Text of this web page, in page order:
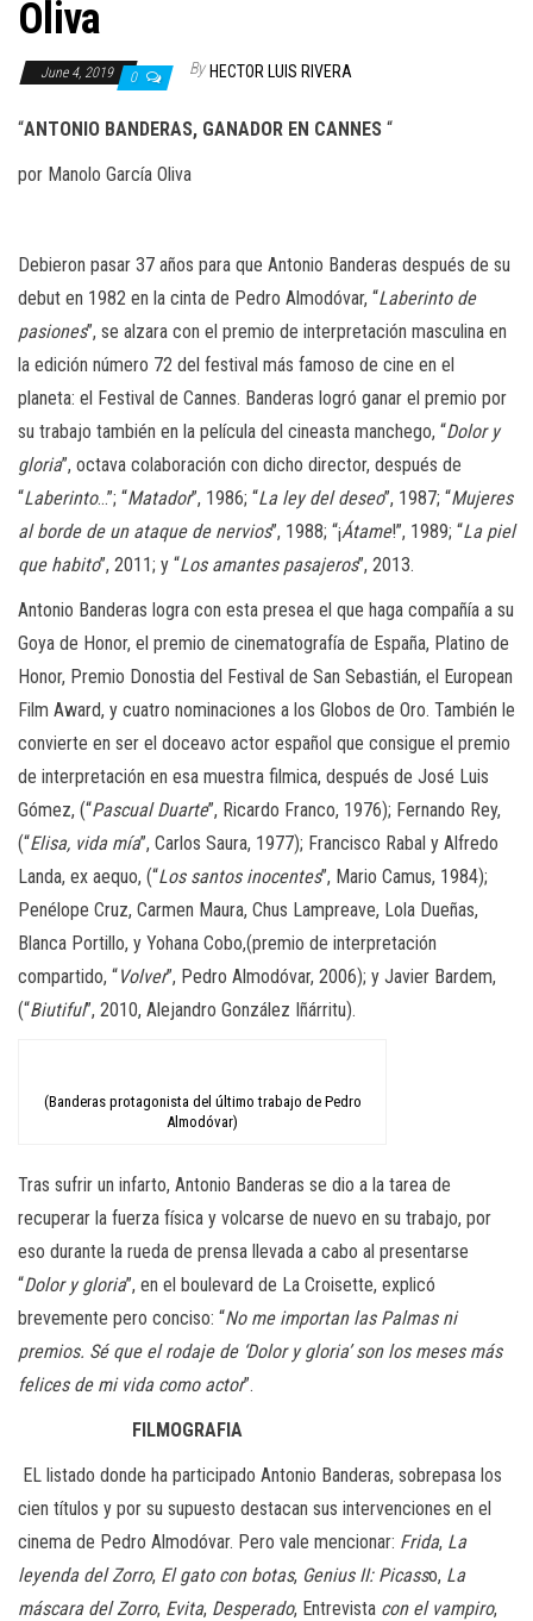
Oliva
June 4, 2019 0 By HECTOR LUIS RIVERA
“ANTONIO BANDERAS, GANADOR EN CANNES “
por Manolo García Oliva
Debieron pasar 37 años para que Antonio Banderas después de su
debut en 1982 en la cinta de Pedro Almodóvar, “Laberinto de
pasiones”, se alzara con el premio de interpretación masculina en
la edición número 72 del festival más famoso de cine en el
planeta: el Festival de Cannes. Banderas logró ganar el premio por
su trabajo también en la película del cineasta manchego, “Dolor y
gloria”, octava colaboración con dicho director, después de
“Laberinto…”; “Matador”, 1986; “La ley del deseo”, 1987; “Mujeres
al borde de un ataque de nervios”, 1988; “¡Átame!”, 1989; “La piel
que habito”, 2011; y “Los amantes pasajeros”, 2013.
Antonio Banderas logra con esta presea el que haga compañía a su
Goya de Honor, el premio de cinematografía de España, Platino de
Honor, Premio Donostia del Festival de San Sebastián, el European
Film Award, y cuatro nominaciones a los Globos de Oro. También le
convierte en ser el doceavo actor español que consigue el premio
de interpretación en esa muestra filmica, después de José Luis
Gómez, (“Pascual Duarte”, Ricardo Franco, 1976); Fernando Rey,
(“Elisa, vida mía”, Carlos Saura, 1977); Francisco Rabal y Alfredo
Landa, ex aequo, (“Los santos inocentes”, Mario Camus, 1984);
Penélope Cruz, Carmen Maura, Chus Lampreave, Lola Dueñas,
Blanca Portillo, y Yohana Cobo,(premio de interpretación
compartido, “Volver”, Pedro Almodóvar, 2006); y Javier Bardem,
(“Biutiful”, 2010, Alejandro González Iñárritu).
(Banderas protagonista del último trabajo de Pedro
Almodóvar)
Tras sufrir un infarto, Antonio Banderas se dio a la tarea de
recuperar la fuerza física y volcarse de nuevo en su trabajo, por
eso durante la rueda de prensa llevada a cabo al presentarse
“Dolor y gloria”, en el boulevard de La Croisette, explicó
brevemente pero conciso: “No me importan las Palmas ni
premios. Sé que el rodaje de ‘Dolor y gloria’ son los meses más
felices de mi vida como actor”.
FILMOGRAFIA
EL listado donde ha participado Antonio Banderas, sobrepasa los
cien títulos y por su supuesto destacan sus intervenciones en el
cinema de Pedro Almodóvar. Pero vale mencionar: Frida, La
leyenda del Zorro, El gato con botas, Genius II: Picasso, La
máscara del Zorro, Evita, Desperado, Entrevista con el vampiro,